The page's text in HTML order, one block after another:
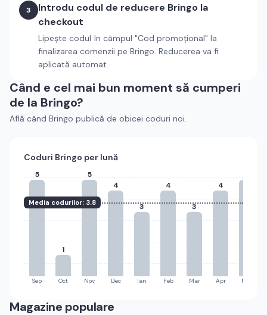
3 Introdu codul de reducere Bringo la
checkout
Lipește codul în câmpul "Cod promoțional" la
finalizarea comenzii pe Bringo. Reducerea va fi
aplicată automat.
Când e cel mai bun moment să cumperi
de la Bringo?
Află când Bringo publică de obicei coduri noi.
Coduri Bringo per lună
Media codurilor: 3.8
5
Sep
1
Oct
5
Nov
4
Dec
3
Ian
4
Feb
3
Mar
4
Apr Mai
Magazine populare